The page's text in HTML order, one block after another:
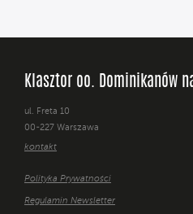
Klasztor oo. Dominikanów
ul. Freta 10
00-227 Warszawa
kontakt
Polityka Prywatności
Regulamin Newsletter